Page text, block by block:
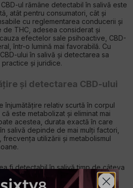
ul rămâne detectabil în salivă este
atât pentru consumatori, cât și
cu reglementarea conducerii și
de THC, adesea considerat și
efectelor sale psihoactive, CBD-
într-o lumină mai favorabilă. Cu
ului în salivă și detectarea sa
și juridice.
și detectarea CBD-ului
înjumătățire relativ scurtă în corpul
este metabolizat și eliminat mai
acestea, durata exactă în care
salivă depinde de mai mulți factori,
utilizării și metabolismul
fi detectabil în salivă timp de câteva
fereastră de detectare este
cea a THC-ului, care poate